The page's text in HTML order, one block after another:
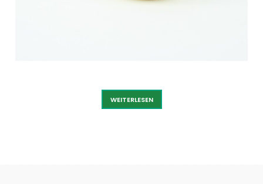
WEITERLESEN